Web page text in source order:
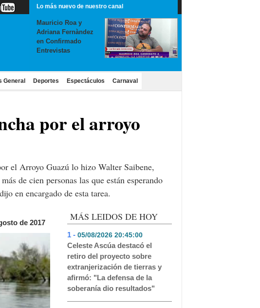
Lo más nuevo de nuestro canal
Mauricio Roa y
Adriana Fernàndez
en Confirmado
Entrevistas
General Deportes Espectáculos Carnaval
por el arroyo
el Arroyo Guazú lo hizo Walter Saibene,
de cien personas las que están esperando
en encargado de esta tarea.
de 2017
MÁS LEIDOS DE HOY
1 - 05/08/2026 20:45:00- 356
Celeste Ascúa destacó el
retiro del proyecto sobre
extranjerización de tierras y
afirmó: "La defensa de la
soberanía dio resultados"